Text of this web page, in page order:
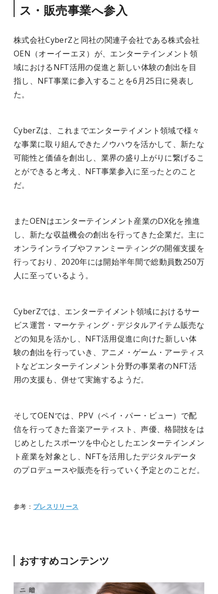
ス・販売事業へ参入
株式会社CyberZと同社の関連子会社である株式会社
OEN（オーイーエヌ）が、エンターテインメント領
域におけるNFT活用の促進と新しい体験の創出を目
指し、NFT事業に参入することを6月25日に発表し
た。
CyberZは、これまでエンターテイメント領域で様々
な事業に取り組んできたノウハウを活かして、新たな
可能性と価値を創出し、業界の盛り上がりに繋げるこ
とができると考え、NFT事業参入に至ったとのこと
だ。
またOENはエンターテインメント産業のDX化を推進
し、新たな収益機会の創出を行ってきた企業だ。主に
オンラインライブやファンミーティングの開催支援を
行っており、2020年には開始半年間で総動員数250万
人に至っているよう。
CyberZでは、エンターテイメント領域におけるサー
ビス運営・マーケティング・デジタルアイテム販売な
どの知見を活かし、NFT活用促進に向けた新しい体
験の創出を行っていき、アニメ・ゲーム・アーティス
トなどエンターテインメント分野の事業者のNFT活
用の支援も、併せて実施するようだ。
そしてOENでは、PPV（ペイ・パー・ビュー）で配
信を行ってきた音楽アーティスト、声優、格闘技をは
じめとしたスポーツを中心としたエンターテインメン
ト産業を対象とし、NFTを活用したデジタルデータ
のプロデュースや販売を行っていく予定とのことだ。
参考： プレスリリース
おすすめコンテンツ